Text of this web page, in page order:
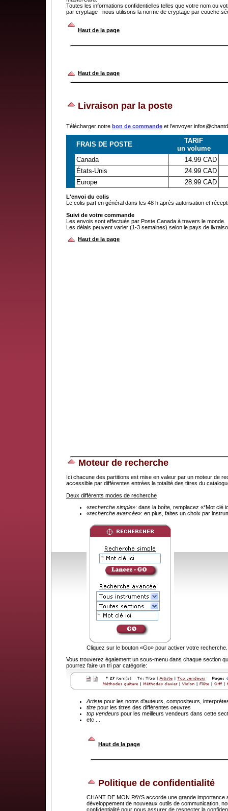
Toutes les informations confidentielles telles que votre nom ou
par cryptage : nous utilisons la norme de cryptage par couche
Haut de la page
Haut de la page
Livraison par la poste
Télécharger notre bon de commande et l'envoyer
FRAIS DE POSTE
TARIF
un volume
Canada
14.99 CAD
États-Unis
24.99 CAD
Europe
28.99 CAD
L'envoi du colis
Le colis part en général dans les 48 h après autorisation et
Suivi de votre commande
Les envois sont effectués par Poste Canada à travers le monde.
Les délais peuvent varier (1-3 semaines) selon le pays de
Haut de la page
Moteur de recherche
Ici chacune des partitions est mise en valeur par un moteur de
accessible par différentes entrées la totalité des titres du
Deux différents modes de recherche
«recherche simple»: dans la boîte, remplacez «*Mot clé
«recherche avancée»: en plus, faites un choix par
Cliquez sur le bouton «Go» pour activer votre recherche.
Vous trouverez également un sous-menu dans chaque section
pourrez faire un tri par catégorie:
Artiste pour les noms d'auteurs, compositeurs,
titre pour les titres des différentes oeuvres
top vendeurs pour les meilleurs vendeurs dans cette
etc ...
Haut de la page
Politique de confidentialité
CHANT DE MON PAYS accorde une grande
développement de nouveaux outils de communication,
confidentialité pour nous assurer de respecter la